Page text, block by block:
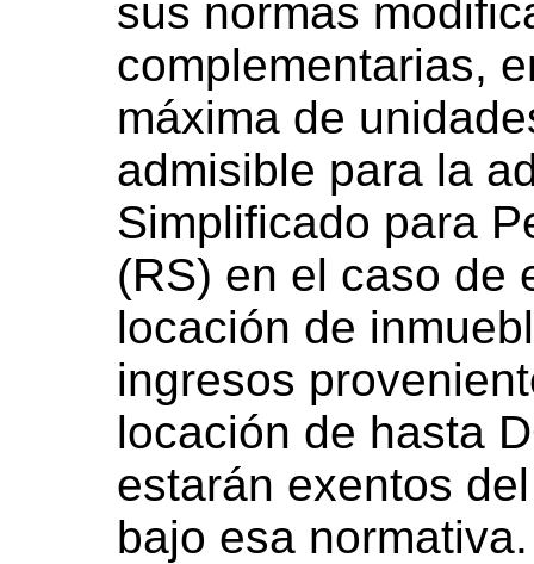
sus normas
complementarias,
máxima de
admisible para la
Simplificado para
(RS) en el caso de
locación de
ingresos
locación de hasta
estarán exentos
bajo esa normativa.